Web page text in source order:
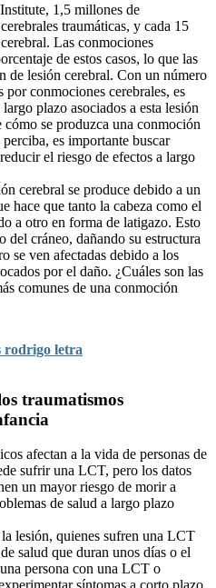
1,5 millones de
traumáticas, y cada 15
Las conmociones
de estos casos, lo que las
de lesión cerebral. Con un número
por conmociones cerebrales, es
plazo asociados a esta lesión
se produzca una conmoción
es importante buscar
el riesgo de efectos a largo
cerebral se produce debido a un
hace que tanto la cabeza como el
a otro en forma de latigazo. Esto
del cráneo, dañando su estructura
se ven afectadas debido a los
por el daño. ¿Cuáles son las
comunes de una conmoción
rodrigo letra
traumatismos
afectan a la vida de personas de
sufrir una LCT, pero los datos
un mayor riesgo de morir a
de salud a largo plazo
lesión, quienes sufren una LCT
salud que duran unos días o el
persona con una LCT o